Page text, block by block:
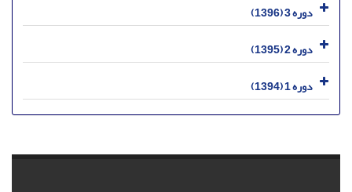
دوره 3 (1396)
دوره 2 (1395)
دوره 1 (1394)